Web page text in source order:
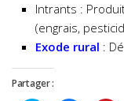
Intrants :
(engrais,
Exode rural :
Partager :